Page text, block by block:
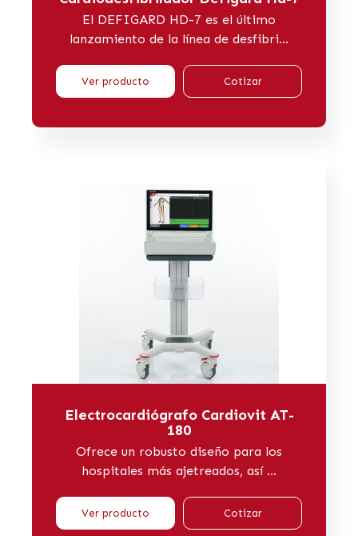
El DEFIGARD HD-7 es el último
lanzamiento de la línea de desfibri...
Ver producto Cotizar
Electrocardiógrafo Cardiovit AT-
180
Ofrece un robusto diseño para los
hospitales más ajetreados, así ...
Ver producto Cotizar